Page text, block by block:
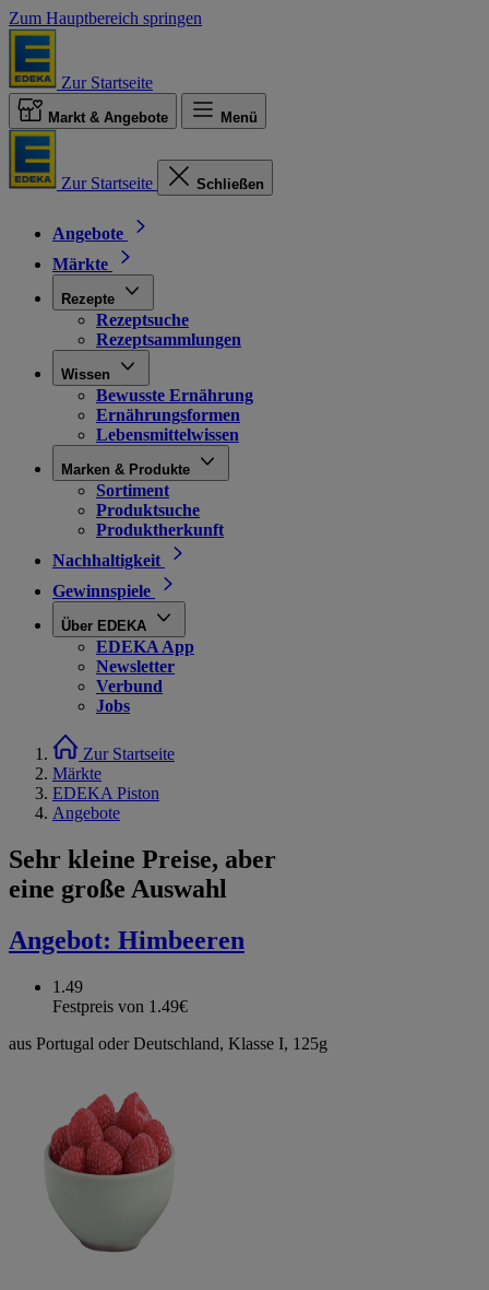
Zum Hauptbereich springen
Zur Startseite
Markt & Angebote Menü
Zur Startseite Schließen
Angebote
Märkte
Rezepte
Rezeptsuche
Rezeptsammlungen
Wissen
Bewusste Ernährung
Ernährungsformen
Lebensmittelwissen
Marken & Produkte
Sortiment
Produktsuche
Produktherkunft
Nachhaltigkeit
Gewinnspiele
Über EDEKA
EDEKA App
Newsletter
Verbund
Jobs
Zur Startseite
Märkte
EDEKA Piston
Angebote
Sehr kleine Preise, aber
eine große Auswahl
Angebot: Himbeeren
1.49
Festpreis von 1.49€
aus Portugal oder Deutschland, Klasse I, 125g